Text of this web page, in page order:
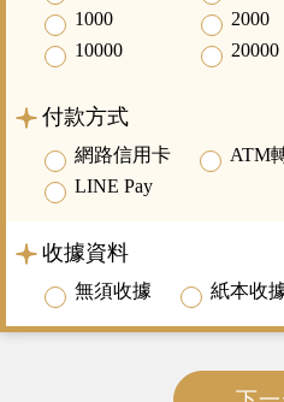
1000
2000
10000
20000
付款方式
網路信用卡 ATM
LINE Pay
收據資料
無須收據 紙本收